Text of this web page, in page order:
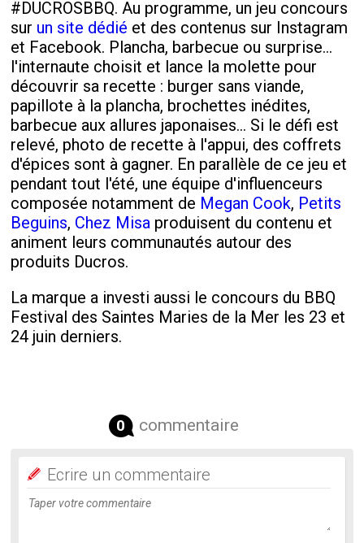
#DUCROSBBQ. Au programme, un jeu concours
sur un site dédié et des contenus sur Instagram
et Facebook. Plancha, barbecue ou surprise…
l'internaute choisit et lance la molette pour
découvrir sa recette : burger sans viande,
papillote à la plancha, brochettes inédites,
barbecue aux allures japonaises... Si le défi est
relevé, photo de recette à l'appui, des coffrets
d'épices sont à gagner. En parallèle de ce jeu et
pendant tout l'été, une équipe d'influenceurs
composée notamment de Megan Cook, Petits
Beguins, Chez Misa produisent du contenu et
animent leurs communautés autour des
produits Ducros.
La marque a investi aussi le concours du BBQ
Festival des Saintes Maries de la Mer les 23 et
24 juin derniers.
0 commentaire
Ecrire un commentaire